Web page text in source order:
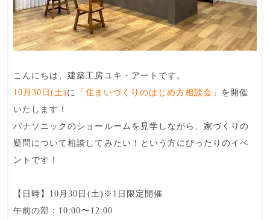
こんにちは、建築工房ユキ・アート です。
10月30日(土) に 「住まいづくりのはじめ方相談会」 を開催
いたします！
パナソニックのショールームを見学しながら、家づくりの
疑問について相談してみたい！という方にぴったりのイベ
ントです！
【日時】10月30日(土)※1日限定開催
午前の部：10:00〜12:00